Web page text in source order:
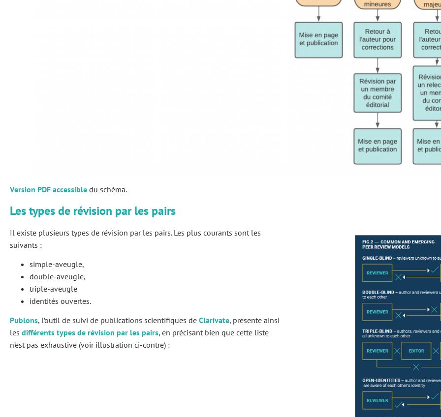
Version PDF accessible du schéma.
Les types de révision par les pairs
Il existe plusieurs types de révision par les pairs. Les plus courants sont les
suivants :
simple-aveugle,
double-aveugle,
triple-aveugle
identités ouvertes.
Publons, l’outil de suivi de publications scientifiques de Clarivate, présente ainsi
les différents types de révision par les pairs, en précisant bien que cette liste
n’est pas exhaustive (voir illustration ci-contre) :